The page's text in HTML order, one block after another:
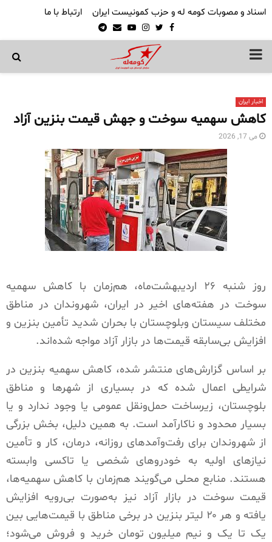
اسناد و مصوبات کومه له و حزب کمونیست ایران ارتباط با ما
Facebook
Twitter
Instagram
Youtube
Email
Telegram
PRIMARY
اخبار ایران
کاهش سهمیه سوخت و جهش قیمت بنزین آزاد
می 17, 2026
روز شنبه ۲۶ اردیبهشت‌ماه، هم‌زمان با کاهش سهمیه
سوخت در هفته‌های اخیر در ایران، شهروندان در مناطق
مختلف سیستان وبلوچستان با بحران شدید تأمین بنزین و
افزایش بی‌سابقه قیمت‌ها در بازار آزاد مواجه شده‌اند.
بر اساس گزارش‌های منتشر شده، کاهش سهمیه بنزین در
شرایطی اعمال شده که در بسیاری از شهرها و مناطق
بلوچستان، زیرساخت حمل‌ونقل عمومی یا وجود ندارد و یا
بسیار محدود و ناکارآمد است. به همین دلیل، بخش بزرگی
از شهروندان برای رفت‌وآمدهای روزانه، درمان، کار و تأمین
نیازهای اولیه به خودروهای شخصی یا تاکسی وابسته
هستند. منابع محلی می‌گویند هم‌زمان با کاهش سهمیه‌ها،
قیمت سوخت در بازار آزاد نیز به‌صورت بی‌رویه افزایش
یافته و هر ۲۰ لیتر بنزین در برخی مناطق با قیمت‌هایی بین
یک تا یک و نیم میلیون تومان خرید و فروش می‌شود؛